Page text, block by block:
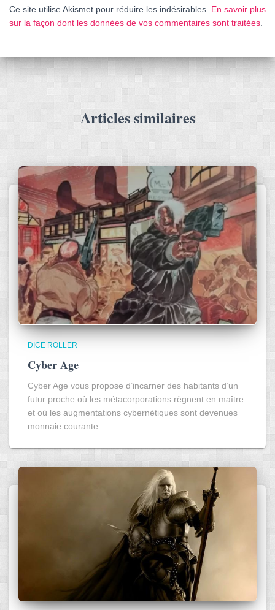
Ce site utilise Akismet pour réduire les indésirables. En savoir plus
sur la façon dont les données de vos commentaires sont traitées
Articles similaires
DICE ROLLER
Cyber Age
Cyber Age vous propose d’incarner des habitants d’un
futur proche où les métacorporations règnent en maître
et où les augmentations cybernétiques sont devenues
monnaie courante.